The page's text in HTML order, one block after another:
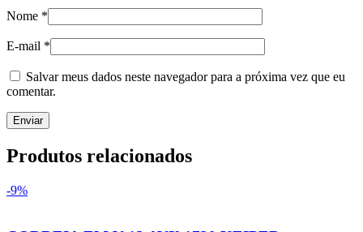
Nome *
E-mail *
Salvar meus dados neste navegador para a próxima vez que eu
comentar.
Produtos relacionados
-9%